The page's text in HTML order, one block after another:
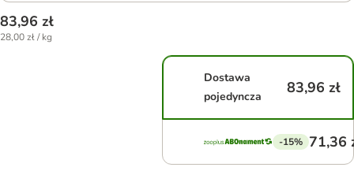
83,96 zł
28,00 zł / kg
Dostawa
pojedyncza
83,96 zł
-15% 71,36